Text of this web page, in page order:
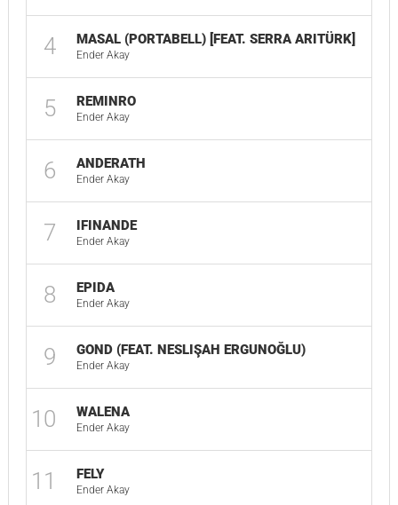
4 MASAL (PORTABELL) [FEAT. SERRA ARITÜRK]
Ender Akay
5 REMINRO
Ender Akay
6 ANDERATH
Ender Akay
7 IFINANDE
Ender Akay
8 EPIDA
Ender Akay
9 GOND (FEAT. NESLIŞAH ERGUNOĞLU)
Ender Akay
10 WALENA
Ender Akay
11 FELY
Ender Akay